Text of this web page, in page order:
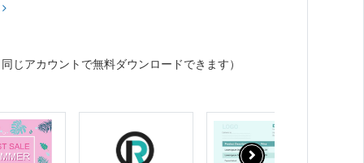
じアカウントで無料ダウンロードできます）